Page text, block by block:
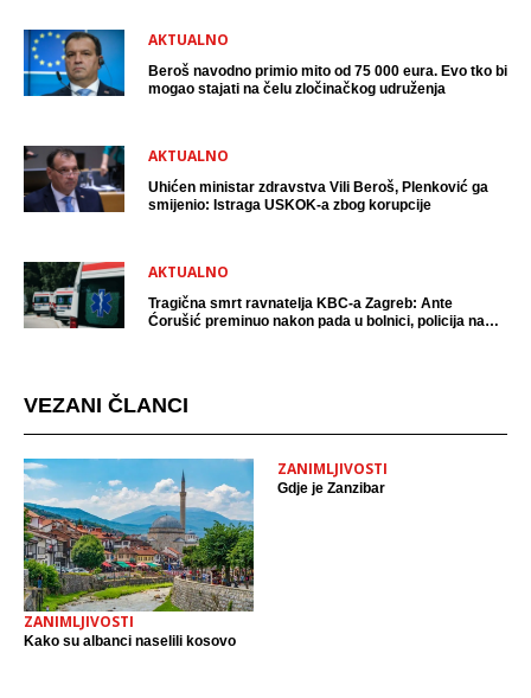
AKTUALNO
Beroš navodno primio mito od 75 000 eura. Evo tko bi
mogao stajati na čelu zločinačkog udruženja
AKTUALNO
Uhićen ministar zdravstva Vili Beroš, Plenković ga
smijenio: Istraga USKOK-a zbog korupcije
AKTUALNO
Tragična smrt ravnatelja KBC-a Zagreb: Ante
Ćorušić preminuo nakon pada u bolnici, policija na
VEZANI ČLANCI
ZANIMLJIVOSTI
Kako su albanci naselili kosovo
ZANIMLJIVOSTI
Gdje je Zanzibar